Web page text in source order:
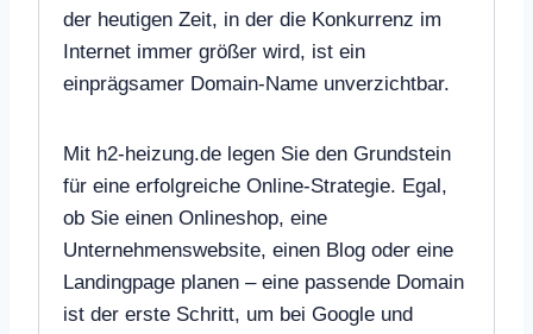
der heutigen Zeit, in der die Konkurrenz im
Internet immer größer wird, ist ein
einprägsamer Domain-Name unverzichtbar.
Mit h2-heizung.de legen Sie den Grundstein
für eine erfolgreiche Online-Strategie. Egal,
ob Sie einen Onlineshop, eine
Unternehmenswebsite, einen Blog oder eine
Landingpage planen – eine passende Domain
ist der erste Schritt, um bei Google und